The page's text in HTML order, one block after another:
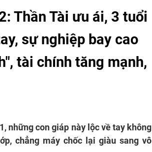
Thần Tài ưu ái, 3 tuổi
sự nghiệp bay cao
tài chính tăng mạnh,
những con giáp này lộc về tay không
chẳng máy chốc lại giàu sang vô